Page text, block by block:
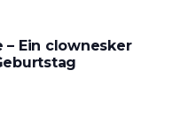
– Ein clownesker